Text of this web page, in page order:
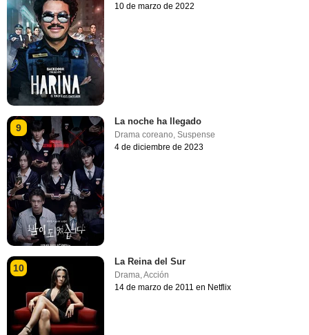
10 de marzo de 2022
9
La noche ha llegado
Drama coreano ,Suspense
4 de diciembre de 2023
10
La Reina del Sur
Drama,Acción
14 de marzo de 2011 en Netflix